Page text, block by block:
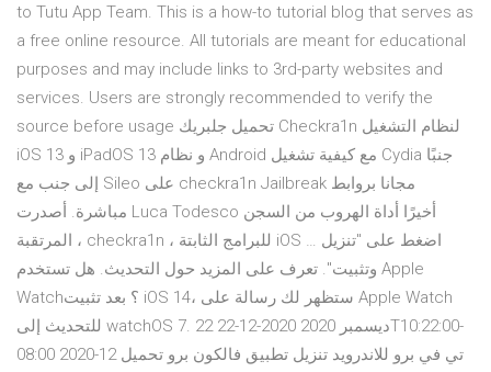
to Tutu App Team. This is a how-to tutorial blog that serves as
a free online resource. All tutorials are meant for educational
purposes and may include links to 3rd-party websites and
services. Users are strongly recommended to verify the
source before usage تحميل جلبريك Checkra1n لنظام التشغيل
iOS 13 و iPadOS 13 و نظام Android مع كيفية تشغيل Cydia جنبًا
إلى جنب مع Sileo على checkra1n Jailbreak مجانا بروابط
مباشرة. أصدرت Luca Todesco أخيرًا أداة الهروب من السجن
المرتقبة ، checkra1n ، للبرامج الثابتة iOS … اضغط على "تنزيل
وتثبيت". تعرف على المزيد حول التحديث. هل تستخدم Apple
Watch؟ بعد تثبيت iOS 14، ستظهر لك رسالة على Apple Watch
للتحديث إلى watchOS 7. 22 ديسمبر 2020 2020-12-22T10:22:00-
08:00 2020-12 تي في برو للاندرويد تنزيل تطبيق فالكون برو تحميل